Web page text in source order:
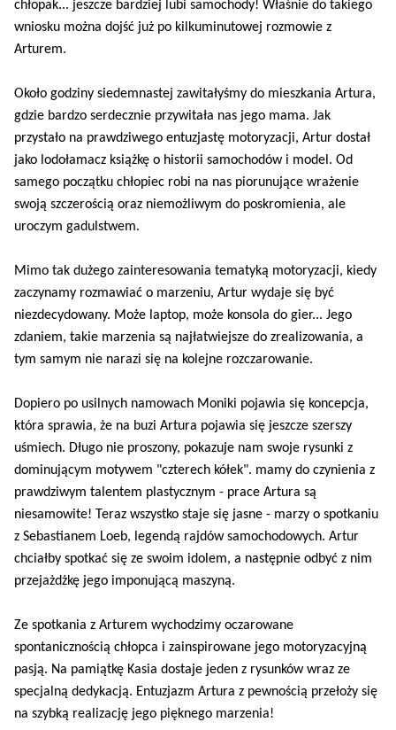
chłopak... jeszcze bardziej lubi samochody! Właśnie do takiego
wniosku można dojść już po kilkuminutowej rozmowie z
Arturem.
Około godziny siedemnastej zawitałyśmy do mieszkania Artura,
gdzie bardzo serdecznie przywitała nas jego mama. Jak
przystało na prawdziwego entuzjastę motoryzacji, Artur dostał
jako lodołamacz książkę o historii samochodów i model. Od
samego początku chłopiec robi na nas piorunujące wrażenie
swoją szczerością oraz niemożliwym do poskromienia, ale
uroczym gadulstwem.
Mimo tak dużego zainteresowania tematyką motoryzacji, kiedy
zaczynamy rozmawiać o marzeniu, Artur wydaje się być
niezdecydowany. Może laptop, może konsola do gier... Jego
zdaniem, takie marzenia są najłatwiejsze do zrealizowania, a
tym samym nie narazi się na kolejne rozczarowanie.
Dopiero po usilnych namowach Moniki pojawia się koncepcja,
która sprawia, że na buzi Artura pojawia się jeszcze szerszy
uśmiech. Długo nie proszony, pokazuje nam swoje rysunki z
dominującym motywem "czterech kółek". mamy do czynienia z
prawdziwym talentem plastycznym - prace Artura są
niesamowite! Teraz wszystko staje się jasne - marzy o spotkaniu
z Sebastianem Loeb, legendą rajdów samochodowych. Artur
chciałby spotkać się ze swoim idolem, a następnie odbyć z nim
przejażdżkę jego imponującą maszyną.
Ze spotkania z Arturem wychodzimy oczarowane
spontanicznością chłopca i zainspirowane jego motoryzacyjną
pasją. Na pamiątkę Kasia dostaje jeden z rysunków wraz ze
specjalną dedykacją. Entuzjazm Artura z pewnością przełoży się
na szybką realizację jego pięknego marzenia!